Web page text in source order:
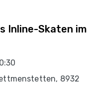
Inline-Skaten im
8932